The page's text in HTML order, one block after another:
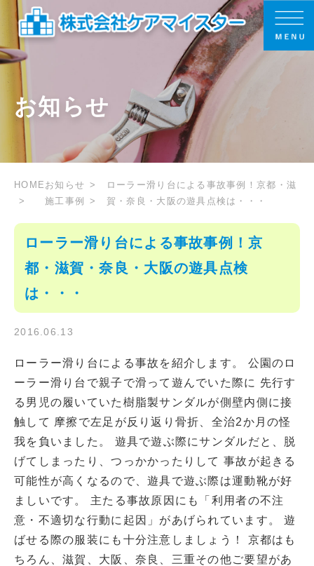
お知らせ
HOME お知らせ
施工事例
ローラー滑り台による事故事例！京都・滋
賀・奈良・大阪の遊具点検は・・・
ローラー滑り台による事故事例！京
都・滋賀・奈良・大阪の遊具点検
は・・・
2016.06.13
ローラー滑り台による事故を紹介します。 公園のロ
ーラー滑り台で親子で滑って遊んでいた際に 先行す
る男児の履いていた樹脂製サンダルが側壁内側に接
触して 摩擦で左足が反り返り骨折、全治2か月の怪
我を負いました。 遊具で遊ぶ際にサンダルだと、脱
げてしまったり、つっかかったりして 事故が起きる
可能性が高くなるので、遊具で遊ぶ際は運動靴が好
ましいです。 主たる事故原因にも「利用者の不注
意・不適切な行動に起因」があげられています。 遊
ばせる際の服装にも十分注意しましょう！ 京都はも
ちろん、滋賀、大阪、奈良、三重その他ご要望があ